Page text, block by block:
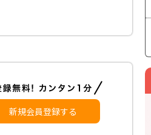
新規会員登録する